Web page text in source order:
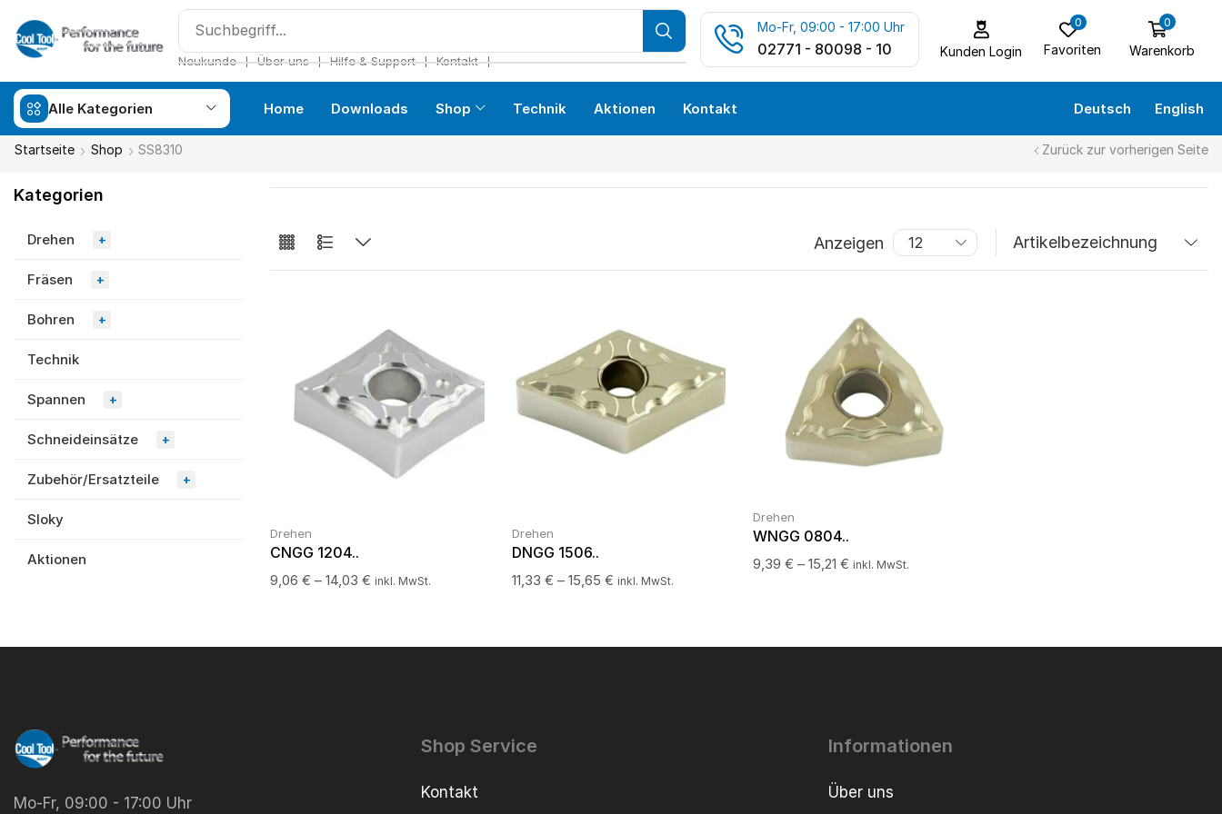
Neukunde ❘ Über uns ❘ Hilfe & Support ❘ Kontakt ❘
Mo-Fr, 09:00 - 17:00 Uhr
02771 - 80098 - 10 Kunden Login
0
Favoriten
0
Warenkorb
Alle Kategorien Home Downloads Shop Technik Aktionen Kontakt Deutsch English
Startseite Shop SS8310 Zurück zur vorherigen Seite
Kategorien
Drehen +
Fräsen +
Bohren +
Technik
Spannen +
Schneideinsätze +
Zubehör/Ersatzteile +
Sloky
Aktionen
Anzeigen
Drehen
CNGG 1204..
9,06€ –14,03€ inkl. MwSt.
Drehen
DNGG 1506..
11,33 € – 15,65 € inkl. MwSt.
Drehen
WNGG 0804..
9,39€ –15,21€ inkl. MwSt.
Mo-Fr, 09:00 - 17:00 Uhr
Shop Service
Kontakt
Informationen
Über uns